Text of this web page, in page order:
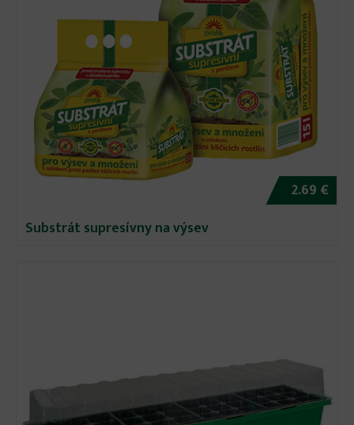
2.69 €
Substrát supresívny na výsev